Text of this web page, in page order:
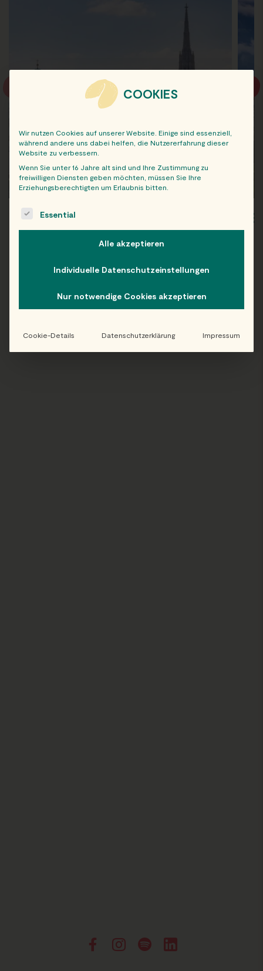
WIEN
Folge uns auf Instagram!
COOKIES
Wir nutzen Cookies auf unserer Website. Einige sind essenziell,
während andere uns dabei helfen, die Nutzererfahrung dieser
Website zu verbessern.
Wenn Sie unter 16 Jahre alt sind und Ihre Zustimmung zu
freiwilligen Diensten geben möchten, müssen Sie Ihre
Erziehungsberechtigten um Erlaubnis bitten.
The following is a list of service groups for which consent
Essential
Alle akzeptieren
Individuelle Datenschutzeinstellungen
Nur notwendige Cookies akzeptieren
Cookie-Details Datenschutzerklärung Impressum